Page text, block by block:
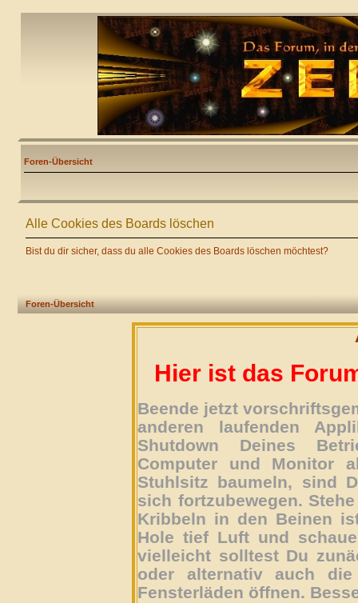
Foren-Übersicht
Alle Cookies des Boards löschen
Bist du dir sicher, dass du alle Cookies des Boards löschen möchtest?
Foren-Übersicht
Hier ist das
Beende jetzt
anderen laufenden
Shutdown Deines
Computer und Monitor
Stuhlsitz baumeln, sind
sich fortzubewegen.
Kribbeln in den Beinen
Hole tief Luft und
vielleicht solltest Du
oder alternativ auch
Fensterläden öffnen.